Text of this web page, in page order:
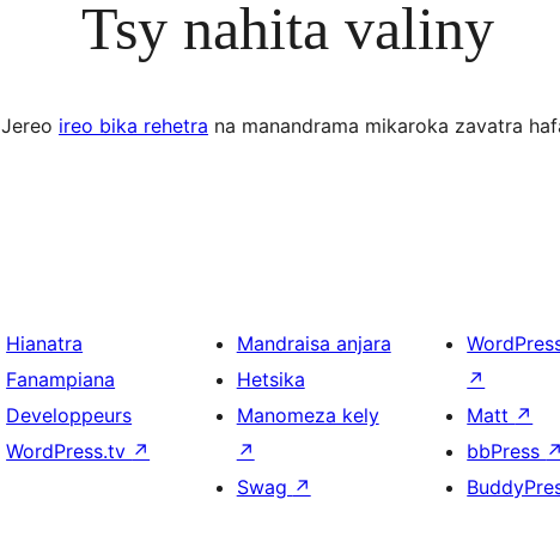
Tsy nahita valiny
Jereo ireo bika rehetra na manandrama mikaroka zavatra
Hianatra
Fanampiana
Developpeurs
WordPress.tv ↗
Mandraisa anjara
Hetsika
Manomeza kely
↗
Swag ↗
↗
Matt ↗
bbPress ↗